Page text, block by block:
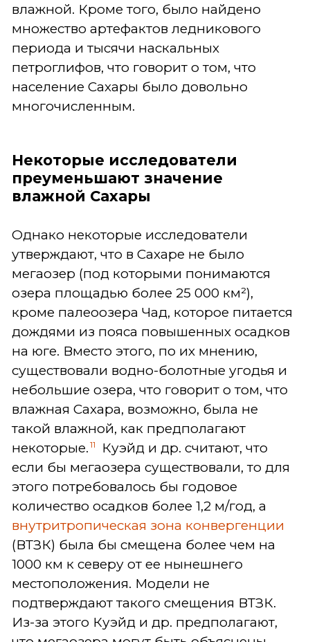
влажной. Кроме того, было найдено
множество артефактов ледникового
периода и тысячи наскальных
петроглифов, что говорит о том, что
население Сахары было довольно
многочисленным.
Некоторые исследователи
преуменьшают значение
влажной Сахары
Однако некоторые исследователи
утверждают, что в Сахаре не было
мегаозер (под которыми понимаются
озера площадью более 25 000 км²),
кроме палеоозера Чад, которое питается
дождями из пояса повышенных осадков
на юге. Вместо этого, по их мнению,
существовали водно-болотные угодья и
небольшие озера, что говорит о том, что
влажная Сахара, возможно, была не
такой влажной, как предполагают
некоторые. 11
Куэйд и др. считают, что
если бы мегаозера существовали, то для
этого потребовалось бы годовое
количество осадков более 1,2 м/год, а
внутритропическая зона конвергенции
(ВТЗК) была бы смещена более чем на
1000 км к северу от ее нынешнего
местоположения. Модели не
подтверждают такого смещения ВТЗК.
Из-за этого Куэйд и др. предполагают,